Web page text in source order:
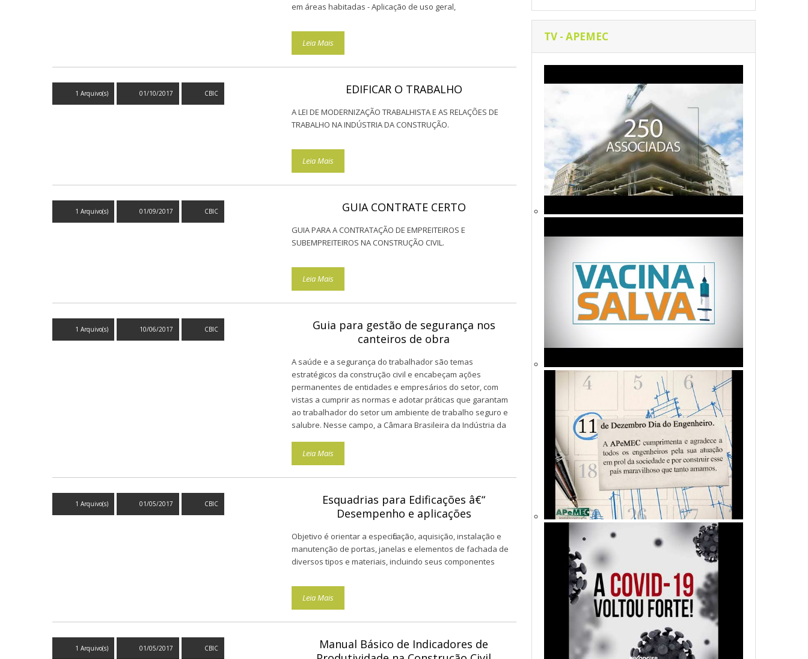
em áreas habitadas - Aplicação de uso geral,
Leia Mais
1 Arquivo(s) 01/10/2017 CBIC EDIFICAR O TRABALHO
A LEI DE MODERNIZAÇÃO TRABALHISTA E AS RELAÇÕES DE
TRABALHO NA INDÚSTRIA DA CONSTRUÇÃO.
Leia Mais
1 Arquivo(s) 01/09/2017 CBIC GUIA CONTRATE CERTO
GUIA PARA A CONTRATAÇÃO DE EMPREITEIROS E
SUBEMPREITEIROS NA CONSTRUÇÃO CIVIL.
Leia Mais
1 Arquivo(s) 10/06/2017 CBIC
Guia para gestão de segurança nos
canteiros de obra
A saúde e a segurança do trabalhador são temas
estratégicos da construção civil e encabeçam ações
permanentes de entidades e empresários do setor, com
vistas a cumprir as normas e adotar práticas que garantam
ao trabalhador do setor um ambiente de trabalho seguro e
salubre. Nesse campo, a Câmara Brasileira da Indústria da
práticas que favoreçam esse objetivo, enraizando cada vez
mais a cultura de cuidado e respeito ao trabalhador, e coloca
Ã disposição do setor o Guia para Gestão de Segurança nos
Leia Mais
1 Arquivo(s) 01/05/2017 CBIC
Esquadrias para Edificações â€“
Desempenho e aplicações
Objetivo é orientar a especificação, aquisição, instalação e
manutenção de portas, janelas e elementos de fachada de
diversos tipos e materiais, incluindo seus componentes
Leia Mais
1 Arquivo(s) 01/05/2017 CBIC
Manual Básico de Indicadores de
TV - APEMEC